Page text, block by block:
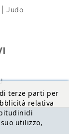
| Judo
terze parti per
relativa
utilizzo,